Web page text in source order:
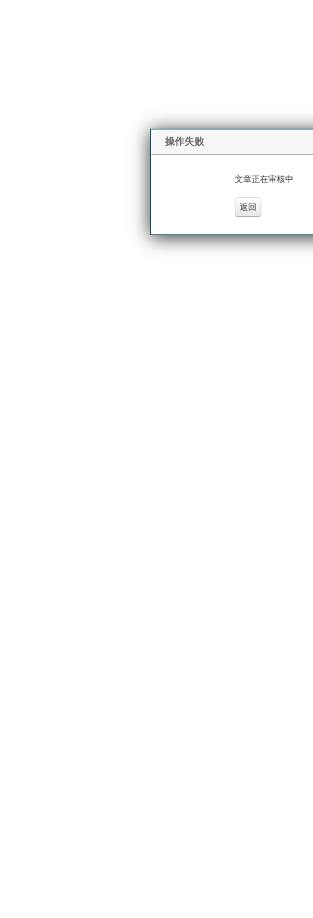
操作失败
文章正在审核中
返回